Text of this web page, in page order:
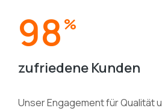
98 %
zufriedene Kunden
Unser Engagement für Qualität